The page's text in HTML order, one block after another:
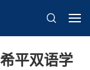
平双语学